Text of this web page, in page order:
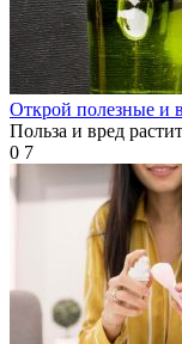
Открой полезные и
Польза и вред
0 7